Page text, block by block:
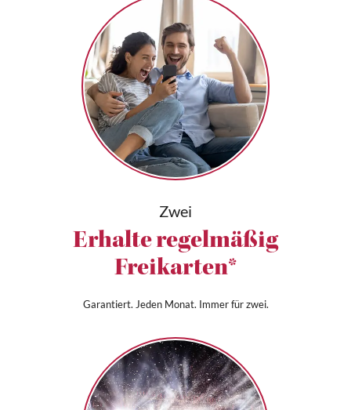
Zwei
Erhalte regelmäßig
Freikarten*
Garantiert. Jeden Monat. Immer für zwei.